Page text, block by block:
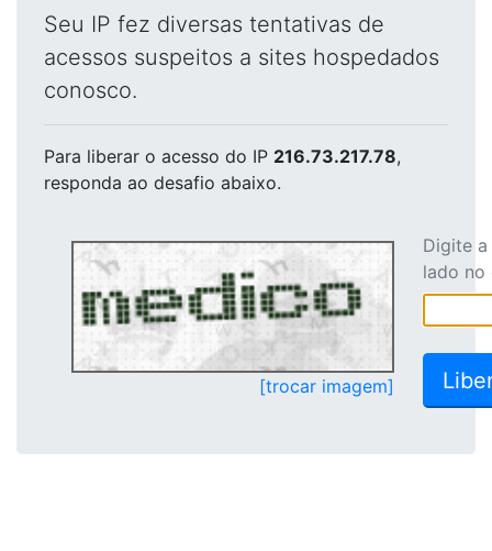
Seu IP fez diversas tentativas de
acessos suspeitos a sites hospedados
conosco.
Para liberar o acesso do IP 216.73.217.78,
responda ao desafio abaixo.
[trocar imagem]
Digite
lado no